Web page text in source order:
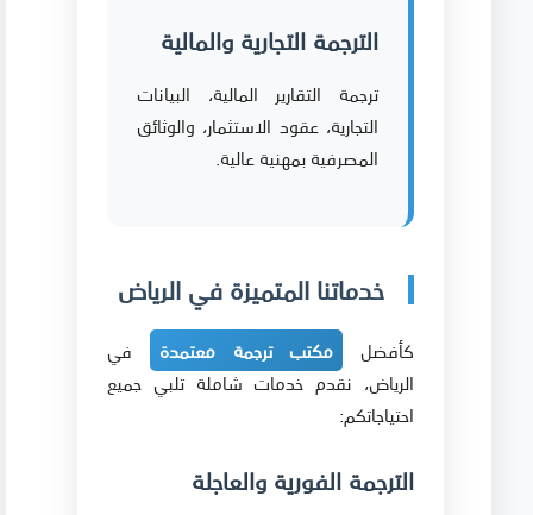
الترجمة التجارية والمالية
ترجمة التقارير المالية، البيانات
التجارية، عقود الاستثمار، والوثائق
المصرفية بمهنية عالية.
خدماتنا المتميزة في الرياض
كأفضل مكتب ترجمة معتمدة
في
الرياض، نقدم خدمات شاملة تلبي جميع
احتياجاتكم:
الترجمة الفورية والعاجلة